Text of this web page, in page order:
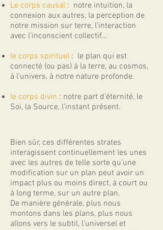
Le corps causal : notre intuition, la
connexion aux autres, la perception de
notre mission sur terre, l’interaction
avec l’inconscient collectif…
le corps spirituel : le plan qui est
connecté (ou pas) à la terre, au cosmos,
à l’univers, à notre nature profonde.
le corps divin : notre part d’éternité, le
Soi, la Source, l’instant présent.
Bien sûr, ces différentes strates
interagissent continuellement les unes
avec les autres de telle sorte qu’une
modification sur un plan peut avoir un
impact plus ou moins direct, à court ou
à long terme, sur un autre plan.
De manière générale, plus nous
montons dans les plans, plus nous
allons vers le subtil, l’universel et